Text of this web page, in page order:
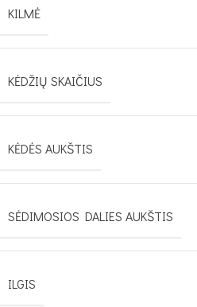
KILMĖ
KĖDŽIŲ SKAIČIUS
KĖDĖS AUKŠTIS
SĖDIMOSIOS DALIES AUKŠTIS
ILGIS